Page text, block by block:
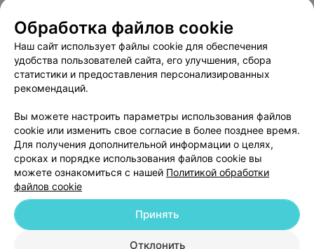
Пользовательское соглашение
Способы оплаты
Вакансии
Партнеры
Написать руководителю 103.by
Обработка персональных данных
© 2026 ООО «Артокс Лаб», УНП 191700409
| 220012, Республика Беларусь,
Обработка файлов cookie
Наш сайт использует файлы cookie для обеспечения
удобства пользователей сайта, его улучшения, сбора
статистики и предоставления персонализированных
рекомендаций.
Вы можете настроить параметры использования файлов
cookie или изменить свое согласие в более позднее время.
Для получения дополнительной информации о целях,
сроках и порядке использования файлов cookie вы
можете ознакомиться с нашей Политикой обработки
файлов cookie
Отклонить
Принять